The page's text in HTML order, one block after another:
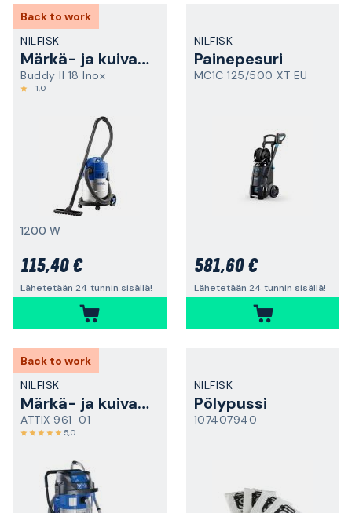
Back to work
NILFISK
Märkä- ja kuivaimuri
Buddy II 18 Inox
1,0
1200 W
115,40 €
Lähetetään 24 tunnin sisällä!
NILFISK
Painepesuri
MC1C 125/500 XT EU
581,60 €
Lähetetään 24 tunnin sisällä!
Back to work
NILFISK
Märkä- ja kuivaimuri
ATTIX 961-01
5,0
NILFISK
Pölypussi
107407940